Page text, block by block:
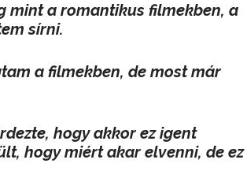
mint a romantikus filmekben, a
sírni.
a filmekben, de most már
hogy akkor ez igent
hogy miért akar elvenni, de ez